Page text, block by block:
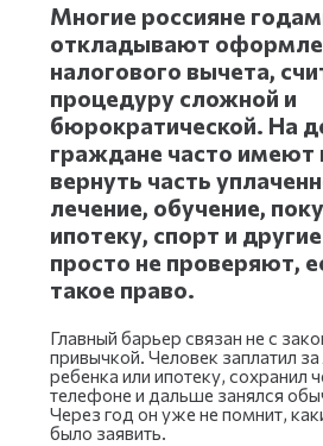
Многие россияне
откладывают
налогового вычета,
процедуру сложной и
бюрократической. На
граждане часто имеют
вернуть часть
лечение, обучение,
ипотеку, спорт и
просто не проверяют,
такое право.
Главный барьер связан не с
привычкой. Человек заплатил
ребенка или ипотеку, сохранил
телефоне и дальше занялся
Через год он уже не помнит,
было заявить.